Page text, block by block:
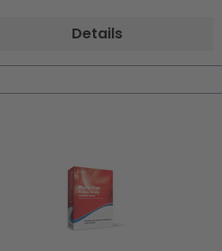
Details